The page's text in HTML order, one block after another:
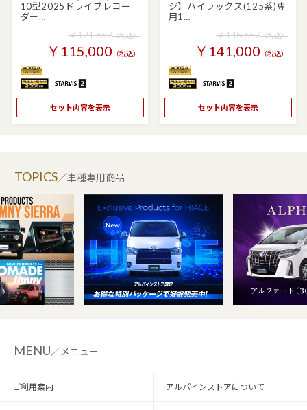
10型2025ドライブレコー
ダー…
￥121,657（税込）
￥115,000 （税込）
セット内容を表示
ジ】ハイラックス(125系)専
用1…
￥148,657（税込）
￥141,000 （税込）
セット内容を表示
／車種専用商品
MENU／メニュー
ご利用案内 アルパインストアについて